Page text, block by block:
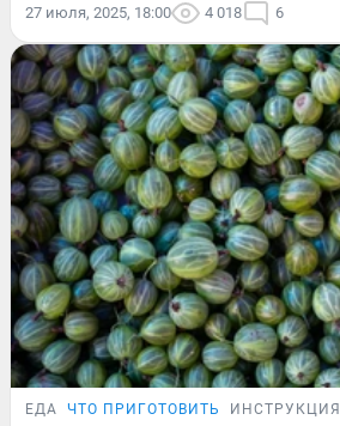
27 июля, 2025, 18:00 4 018 6
ЕДА ЧТО ПРИГОТОВИТЬ ИНСТРУКЦИЯ